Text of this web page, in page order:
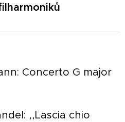
Concerto G major
,,Lascia chio